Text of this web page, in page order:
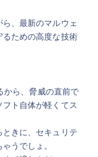
、最新のマルウェ
ための高度な技術
ら、脅威の直前で
ト自体が軽くてス
きに、セキュリテ
うでしょ。